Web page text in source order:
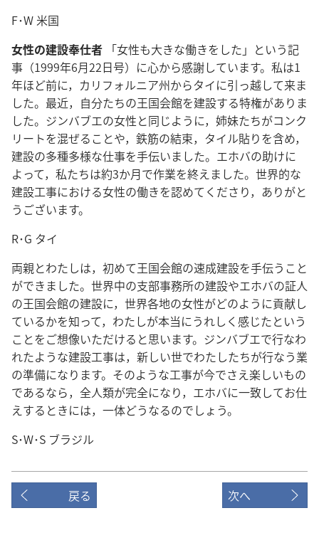
F･W 米国
女性の建設奉仕者 「女性も大きな働きをした」という記
事（1999年6月22日号）に心から感謝しています。私は1
年ほど前に，カリフォルニア州からタイに引っ越して来ま
した。最近，自分たちの王国会館を建設する特権がありま
した。ジンバブエの女性と同じように，姉妹たちがコンク
リートを混ぜることや，鉄筋の結束，タイル貼りを含め，
建設の多種多様な仕事を手伝いました。エホバの助けに
よって，私たちは約3か月で作業を終えました。世界的な
建設工事における女性の働きを認めてくださり，ありがと
うございます。
R･G タイ
両親とわたしは，初めて王国会館の速成建設を手伝うこと
ができました。世界中の支部事務所の建設やエホバの証人
の王国会館の建設に，世界各地の女性がどのように貢献し
ているかを知って，わたしが本当にうれしく感じたという
ことをご想像いただけると思います。ジンバブエで行なわ
れたような建設工事は，新しい世でわたしたちが行なう業
の準備になります。そのような工事が今でさえ楽しいもの
であるなら，全人類が完全になり，エホバに一致してお仕
えするときには，一体どうなるのでしょう。
S･W･S ブラジル
戻る 次へ